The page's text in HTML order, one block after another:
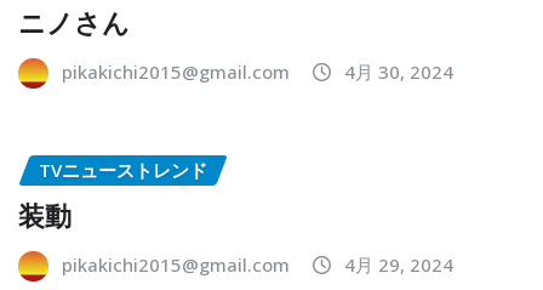
ニノさん
pikakichi2015@gmail.com 4月 30, 2024
TVニューストレンド
装動
pikakichi2015@gmail.com 4月 29, 2024